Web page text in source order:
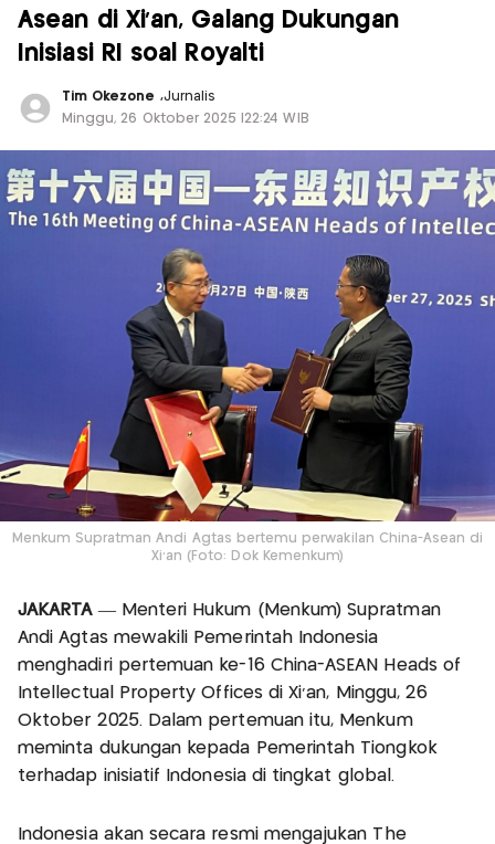
Asean di Xi’an, Galang Dukungan
Inisiasi RI soal Royalti
Tim Okezone ,Jurnalis
Minggu, 26 Oktober 2025 |22:24 WIB
Menkum Supratman Andi Agtas bertemu perwakilan China-Asean di
Xi’an (Foto: Dok Kemenkum)
JAKARTA— Menteri Hukum (Menkum) Supratman
Andi Agtas mewakili Pemerintah Indonesia
menghadiri pertemuan ke-16 China-ASEAN Heads of
Intellectual Property Offices di Xi’an, Minggu, 26
Oktober 2025. Dalam pertemuan itu, Menkum
meminta dukungan kepada Pemerintah Tiongkok
terhadap inisiatif Indonesia di tingkat global.
Indonesia akan secara resmi mengajukan The